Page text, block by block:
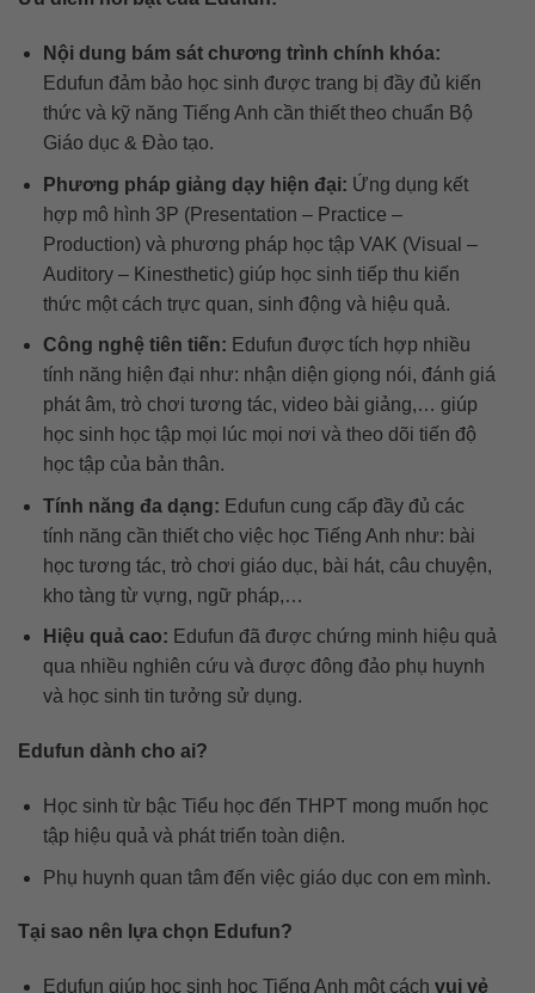
Nội dung bám sát chương trình chính khóa:
Edufun đảm bảo học sinh được trang bị đầy đủ kiến
thức và kỹ năng Tiếng Anh cần thiết theo chuẩn Bộ
Giáo dục & Đào tạo.
Phương pháp giảng dạy hiện đại: Ứng dụng kết
hợp mô hình 3P (Presentation – Practice –
Production) và phương pháp học tập VAK (Visual –
Auditory – Kinesthetic) giúp học sinh tiếp thu kiến
thức một cách trực quan, sinh động và hiệu quả.
Công nghệ tiên tiến: Edufun được tích hợp nhiều
tính năng hiện đại như: nhận diện giọng nói, đánh giá
phát âm, trò chơi tương tác, video bài giảng,… giúp
học sinh học tập mọi lúc mọi nơi và theo dõi tiến độ
học tập của bản thân.
Tính năng đa dạng: Edufun cung cấp đầy đủ các
tính năng cần thiết cho việc học Tiếng Anh như: bài
học tương tác, trò chơi giáo dục, bài hát, câu chuyện,
kho tàng từ vựng, ngữ pháp,…
Hiệu quả cao: Edufun đã được chứng minh hiệu quả
qua nhiều nghiên cứu và được đông đảo phụ huynh
và học sinh tin tưởng sử dụng.
Edufun dành cho ai?
Học sinh từ bậc Tiểu học đến THPT mong muốn học
tập hiệu quả và phát triển toàn diện.
Phụ huynh quan tâm đến việc giáo dục con em mình.
Tại sao nên lựa chọn Edufun?
Edufun giúp học sinh học Tiếng Anh một cách vui vẻ